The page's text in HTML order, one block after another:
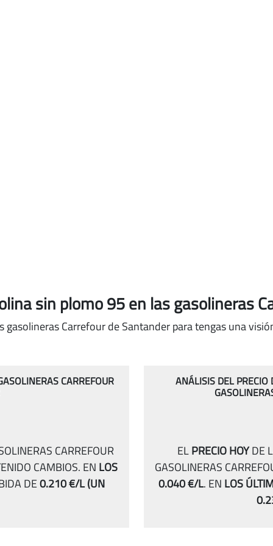
sin plomo 95en las gasolineras
Carrefour de Santander para tengas una
CARREFOUR
CARREFOUR
CAMBIOS. EN LOS
DE0.210 €/L(UN
ANÁLISIS DEL
ELPRECIO HOYDE
GASOLINERAS
0.040 €/L. EN LOS